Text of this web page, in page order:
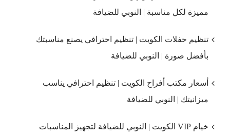
مميزة لكل مناسبة | النوبي للضيافة
تنظيم حفلات الكويت | تنظيم احترافي يصنع مناسبتك
بأفضل صورة | النوبي للضيافة
أسعار مكتب أفراح الكويت | تنظيم احترافي يناسب
ميزانيتك | النوبي للضيافة
خيام VIP الكويت | النوبي للضيافة لتجهيز المناسبات